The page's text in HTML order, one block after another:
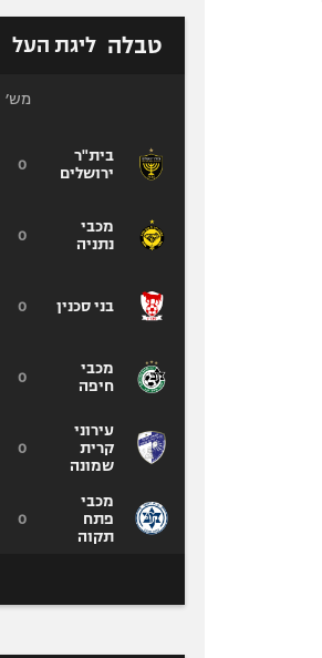
טבלה ליגת העל
בית"ר
ירושלים
מכבי
נתניה
בני סכנין
מכבי
חיפה
עירוני
קרית
שמונה
מכבי
פתח
תקוה
מש׳
0
0
0
0
0
0